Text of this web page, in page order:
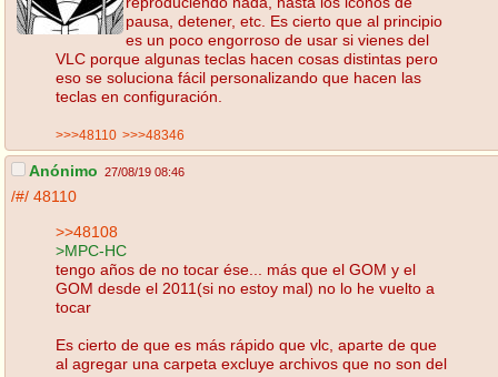
pausa, detener, etc. Es cierto que al principio
es un poco engorroso de usar si vienes del
VLC porque algunas teclas hacen cosas distintas pero
eso se soluciona fácil personalizando que hacen las
teclas en configuración.
>>>48110 >>>48346
Anónimo 27/08/19 08:46
/#/ 48110
>>48108
>MPC-HC
tengo años de no tocar ése... más que el GOM y el
GOM desde el 2011(si no estoy mal) no lo he vuelto a
tocar
Es cierto de que es más rápido que vlc, aparte de que
al agregar una carpeta excluye archivos que no son del